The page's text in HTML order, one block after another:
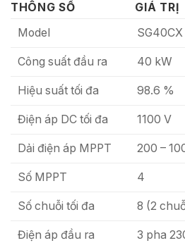
THÔNG SỐ
GIÁ TRỊ
Model
SG40CX
Công suất đầu ra 40 kW
Hiệu suất tối đa 98.6 %
Điện áp DC tối đa 1100 V
Dải điện áp MPPT 200 –
Số MPPT 4
Số chuỗi tối đa 8 (2
Điện áp đầu ra 3 pha